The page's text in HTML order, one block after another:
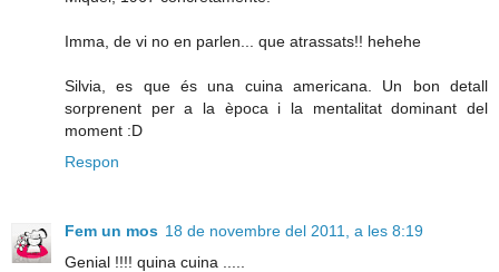
Imma, de vi no en parlen... que atrassats!! hehehe
Silvia, es que és una cuina americana. Un bon detall
sorprenent per a la època i la mentalitat dominant del
moment :D
Respon
Fem un mos 18 de novembre del 2011, a les 8:19
Genial !!!! quina cuina .....